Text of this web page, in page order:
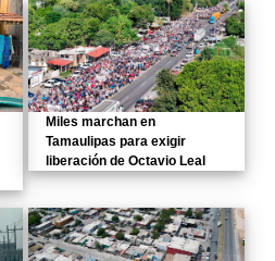
Miles marchan en
Tamaulipas para exigir
liberación de Octavio Leal